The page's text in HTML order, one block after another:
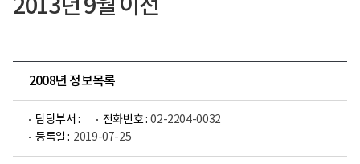
2013년 9월 이전
2008년 정보목록
담당부서 : 전화번호 : 02-2204-0032
등록일 : 2019-07-25